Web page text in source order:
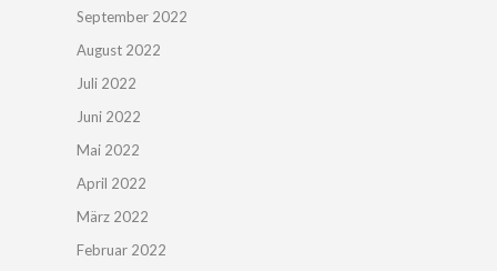
September 2022
August 2022
Juli 2022
Juni 2022
Mai 2022
April 2022
März 2022
Februar 2022